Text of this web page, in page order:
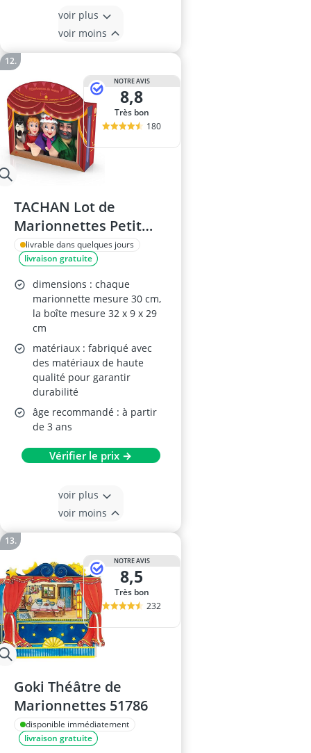
voir plus
voir moins
NOTRE AVIS
8,8
Très bon
180
TACHAN Lot de
Marionnettes Petit
Chaperon Rouge
livrable dans quelques jours
livraison gratuite
dimensions : chaque
marionnette mesure 30 cm,
la boîte mesure 32 x 9 x 29
cm
matériaux : fabriqué avec
des matériaux de haute
qualité pour garantir
durabilité
âge recommandé : à partir
de 3 ans
Vérifier le prix →
voir plus
voir moins
NOTRE AVIS
8,5
Très bon
232
Goki Théâtre de
Marionnettes 51786
disponible immédiatement
livraison gratuite